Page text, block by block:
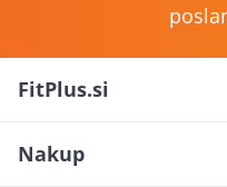
FitPlus.si
Nakup